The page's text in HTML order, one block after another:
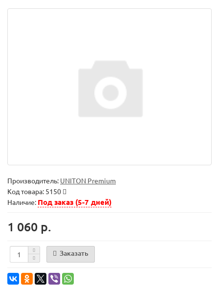
Производитель: UNITON Premium
Код товара: 5150
Наличие: Под заказ (5-7 дней)
1 060 р.
Заказать